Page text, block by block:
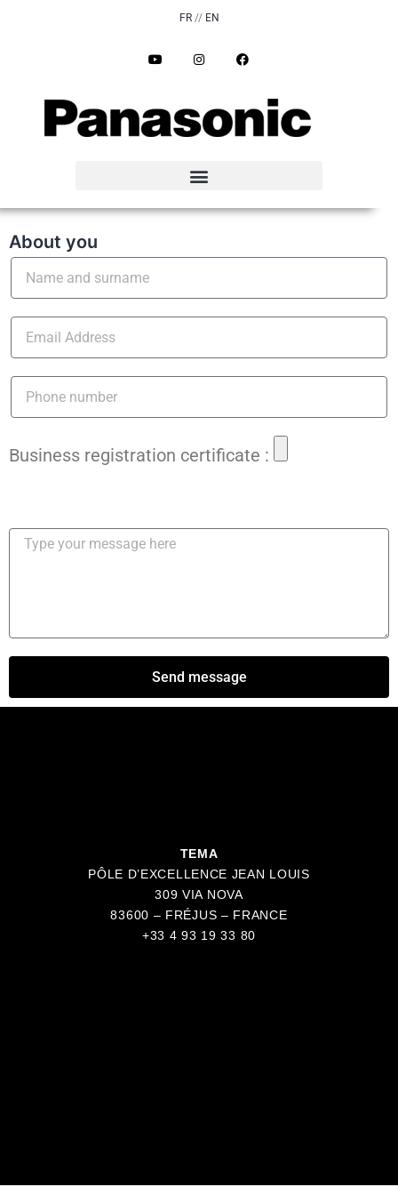
FR// EN
Contact form for
professionals
Send message
TEMA
PÔLE D’EXCELLENCE JEAN LOUIS
309 VIA NOVA
83600 – FRÉJUS – FRANCE
+33 4 93 19 33 80